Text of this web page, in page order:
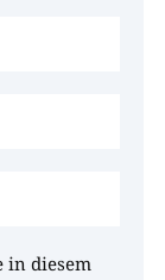
in diesem